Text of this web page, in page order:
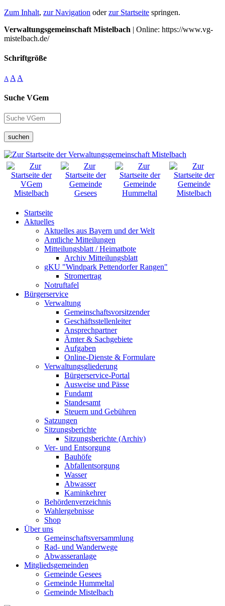
Zum Inhalt, zur Navigation oderzur Startseite springen.
Verwaltungsgemeinschaft Mistelbach | Online: https://www.vg-
mistelbach.de/
Schriftgröße
A A A
Suche VGem
suchen
Startseite
Aktuelles
Aktuelles aus Bayern und der Welt
Amtliche Mitteilungen
Mitteilungsblatt / Heimatbote
Archiv Mitteilungsblatt
gKU "Windpark Pettendorfer Rangen"
Stromertrag
Notruftafel
Bürgerservice
Verwaltung
Gemeinschaftsvorsitzender
Geschäftsstellenleiter
Ansprechpartner
Ämter & Sachgebiete
Aufgaben
Online-Dienste & Formulare
Verwaltungsgliederung
Bürgerservice-Portal
Ausweise und Pässe
Fundamt
Standesamt
Steuern und Gebühren
Satzungen
Sitzungsberichte
Sitzungsberichte (Archiv)
Ver- und Entsorgung
Bauhöfe
Abfallentsorgung
Wasser
Abwasser
Kaminkehrer
Behördenverzeichnis
Wahlergebnisse
Shop
Über uns
Gemeinschaftsversammlung
Rad- und Wanderwege
Abwasseranlage
Mitgliedsgemeinden
Gemeinde Gesees
Gemeinde Hummeltal
Gemeinde Mistelbach